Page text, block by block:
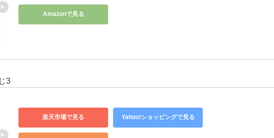
Amazonで見る
3
楽天市場で見る Yahoo!ショッピングで見る